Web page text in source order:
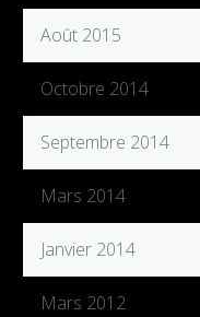
Août 2015
Octobre 2014
Septembre 2014
Mars 2014
Janvier 2014
Mars 2012